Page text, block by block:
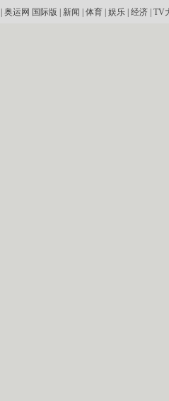
奥运网 国际版 新闻 体育| 娱乐| 经济| TV